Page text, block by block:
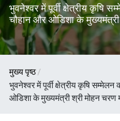
भुवनेश्वर में पूर्वी क्षेत्रीय कृषि
चौहान और ओडिशा के
पग
चिन्ह
मुख्य पृष्ठ
भुवनेश्वर में पूर्वी क्षेत्रीय कृषि सम्मेलन
ओडिशा के मुख्यमंत्री श्री मोहन चरण